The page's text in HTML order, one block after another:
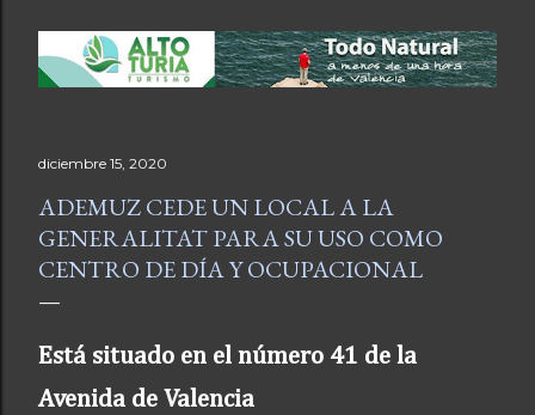
diciembre 15, 2020
ADEMUZ CEDE UN LOCAL A LA
GENERALITAT PARA SU USO COMO
CENTRO DE DÍA Y OCUPACIONAL
Está situado en el número 41 de la
Avenida de Valencia